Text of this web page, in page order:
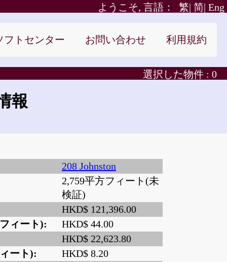
Eng
简|
ようこそ, 言語： 繁|
フトセンター お問い合わせ 利用規約
選択した物件 : 0
報
208 Johnston
2,759平方フィート(未
検証)
HKD$ 121,396.00
ィート):
HKD$ 44.00
HKD$ 22,623.80
ート):
HKD$ 8.20